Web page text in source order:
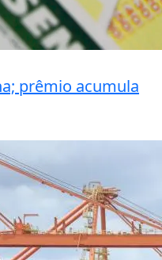
prêmio acumula